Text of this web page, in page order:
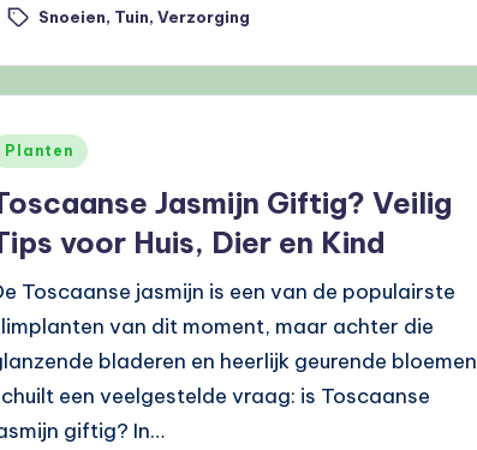
Snoeien, Tuin, Verzorging
Planten
Jasmijn Giftig? Veilig
voor Huis, Dier en Kind
Toscaanse jasmijn is een van de populairste
van dit moment, maar achter die
bladeren en heerlijk geurende bloemen
een veelgestelde vraag: is Toscaanse
giftig? In…